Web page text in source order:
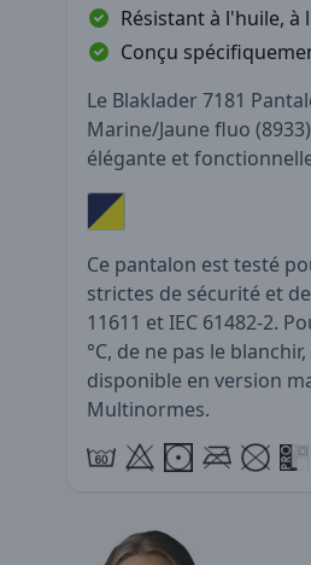
Résistant à l'huile, à
Conçu
Le Blaklader 7181
Marine/Jaune fluo
élégante et
Ce pantalon est testé
strictes de sécurité et
11611 et IEC 61482-2.
°C, de ne pas le
disponible en version
Multinormes.